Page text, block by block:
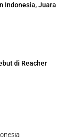
Indonesia, Juara
di Reacher